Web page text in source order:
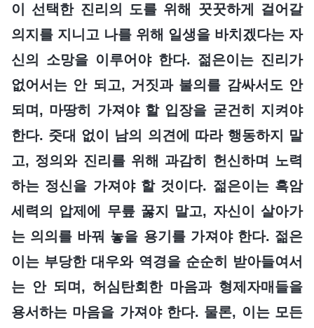
이 선택한 진리의 도를 위해 꿋꿋하게 걸어갈
의지를 지니고 나를 위해 일생을 바치겠다는 자
신의 소망을 이루어야 한다. 젊은이는 진리가
없어서는 안 되고, 거짓과 불의를 감싸서도 안
되며, 마땅히 가져야 할 입장을 굳건히 지켜야
한다. 줏대 없이 남의 의견에 따라 행동하지 말
고, 정의와 진리를 위해 과감히 헌신하며 노력
하는 정신을 가져야 할 것이다. 젊은이는 흑암
세력의 압제에 무릎 꿇지 말고, 자신이 살아가
는 의의를 바꿔 놓을 용기를 가져야 한다. 젊은
이는 부당한 대우와 역경을 순순히 받아들여서
는 안 되며, 허심탄회한 마음과 형제자매들을
용서하는 마음을 가져야 한다. 물론, 이는 모든